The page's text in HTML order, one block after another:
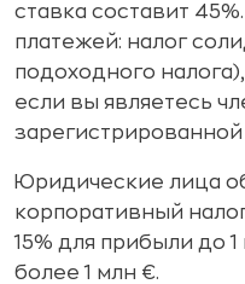
ставка составит
платежей: налог
подоходного
если вы являетесь
Юридические лица
корпоративный
15% для прибыли до
более 1 млн €.